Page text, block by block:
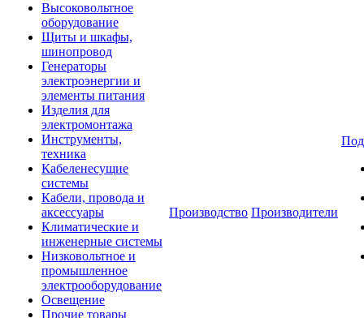
Высоковольтное
оборудование
Щиты и шкафы,
шинопровод
Генераторы
электроэнергии и
элементы питания
Изделия для
электромонтажа
Инструменты,
техника
Кабеленесущие
системы
Кабели, провода и
аксессуары
Климатические и
инженерные системы
Низковольтное и
промышленное
электрооборудование
Освещение
Прочие товары
Производство Производители